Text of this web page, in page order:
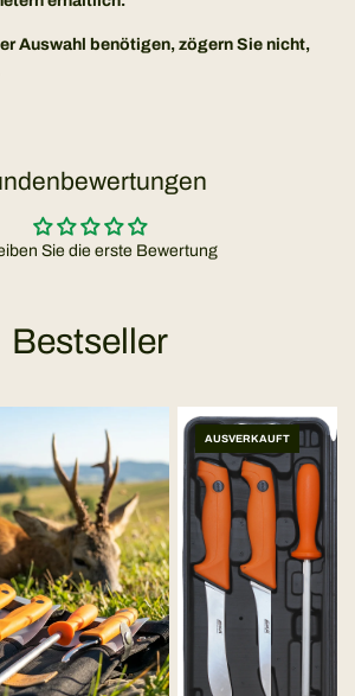
Auswahl benötigen, zögern Sie nicht,
Sie die erste Bewertung
Bestseller
AUSVERKAUFT